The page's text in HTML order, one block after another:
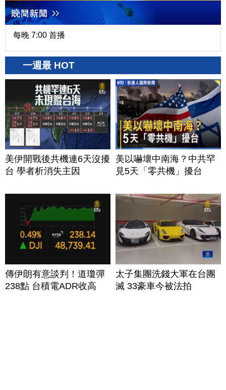
每晚 7:00 首播
一週最 HOT
美伊開戰後共機連6天沒擾
台 學者析消失主因
美以嚇壞中南海？中共罕
見5天「零共機」擾台
傳伊朗有意談判！道瓊彈
238點 台積電ADR收高
太子集團洗錢大軍在台團
滅 33豪車今被法拍